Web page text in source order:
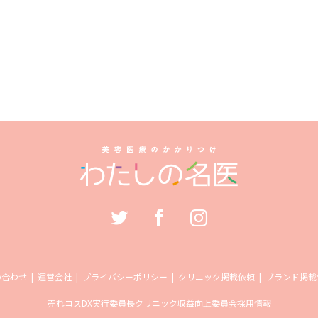
わせ 運営会社 プライバシーポリシー クリニック掲載依頼 ブランド掲
売れコスDX実行委員長クリニック収益向上委員会採用情報